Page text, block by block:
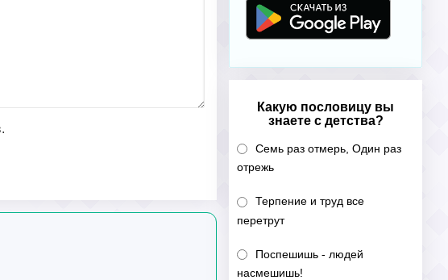
Какую пословицу вы
знаете с детства?
Семь раз отмерь, Один раз
отрежь
Терпение и труд все
перетрут
Поспешишь - людей
насмешишь!